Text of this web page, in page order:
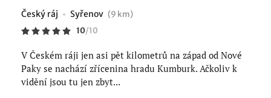
Český ráj Syřenov (9 km)
10/10
V Českém ráji jen asi pět kilometrů na západ od Nové
Paky se nachází zřícenina hradu Kumburk. Ačkoliv k
vidění jsou tu jen zbyt...